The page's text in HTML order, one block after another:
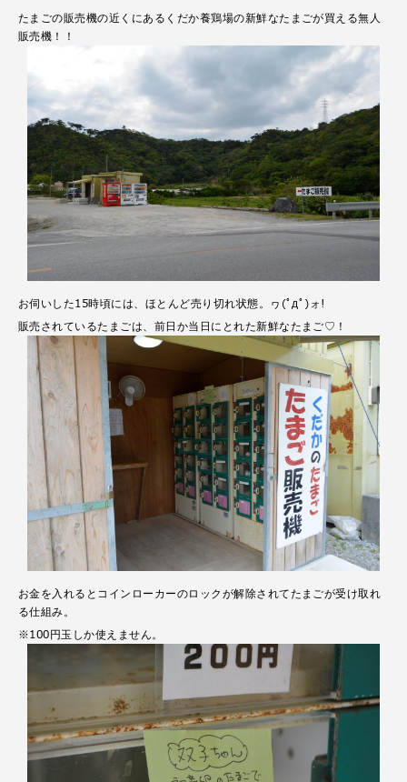
たまごの販売機の近くにあるくだか養鶏場の新鮮なたまごが買える無人
販売機！！
お伺いした15時頃には、ほとんど売り切れ状態。ヮ(ﾟдﾟ)ォ!
販売されているたまごは、前日か当日にとれた新鮮なたまご♡！
お金を入れるとコインローカーのロックが解除されてたまごが受け取れ
る仕組み。
※100円玉しか使えません。